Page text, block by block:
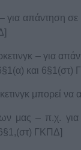
απάντηση σε
– για
και 6§1(στ)
μπορεί
μας – π.χ. για
ΓΚΠΔ]